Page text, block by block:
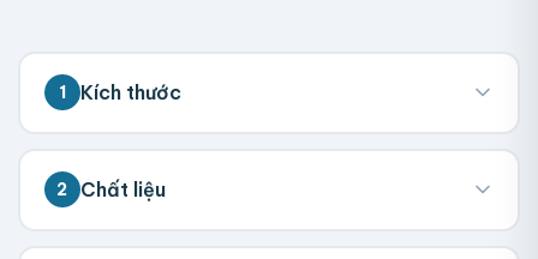
1 Kích thước
💡 Đo kích thước bên trong hộp (nơi chứa
sản phẩm). Chúng tôi sẽ tính toán kích
thước tổng thể.
2 Chất liệu